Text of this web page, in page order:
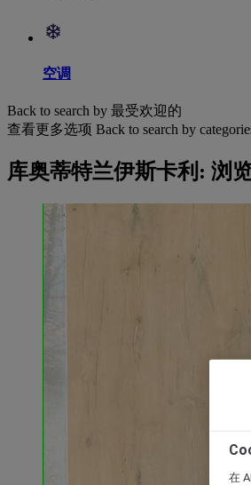
空调
Back to search by 最受欢迎的
查看更多选项 Back to search by
库奥蒂特兰伊斯卡利: 浏
在